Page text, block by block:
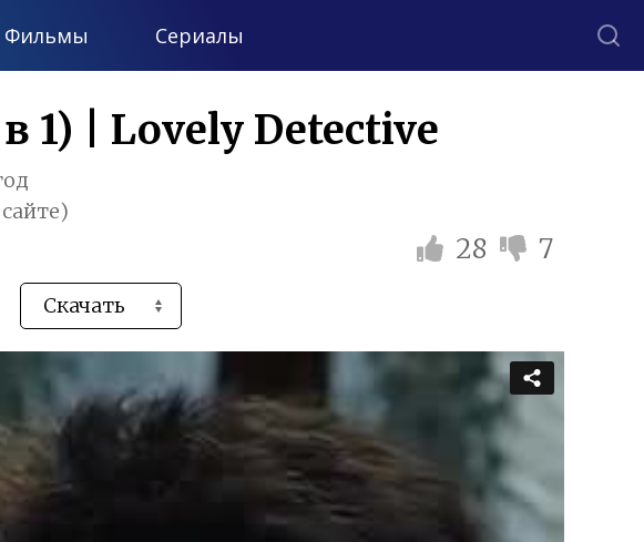
Фильмы Сериалы
1) | Lovely Detective
28 7